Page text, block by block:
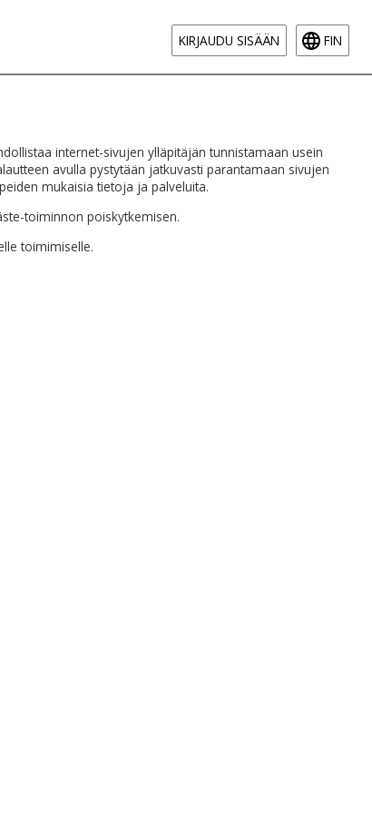
KIRJAUDU SISÄÄN FIN
internet-sivujen ylläpitäjän tunnistamaan usein
avulla pystytään jatkuvasti parantamaan sivujen
mukaisia tietoja ja palveluita.
toiminnon poiskytkemisen.
toimimiselle.